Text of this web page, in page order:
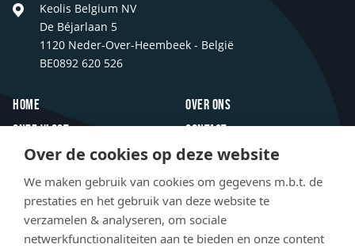
Keolis Belgium NV
De Béjarlaan 5
1120 Neder-Over-Heembeek - België
BE0892 620 526
Footer
Home
Onze vloot
Inspiratie
Innovaties
Newsroom
Over ons
Contact
FAQ
Jobs
Over de cookies op deze website
We maken gebruik van cookies om gegevens m.b.t. de
prestaties en het gebruik van deze website te
verzamelen & analyseren, om sociale
netwerkfunctionaliteiten aan te bieden en onze content